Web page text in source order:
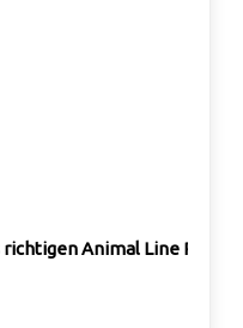
Line Produktes